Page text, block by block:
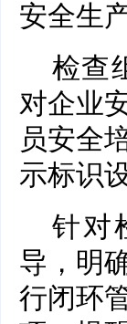
安全生
检查
对企业
员安全
示标识
针对
导，明
行闭环